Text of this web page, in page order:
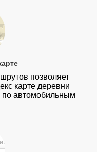
позволяет
карте деревни
по автомобильным